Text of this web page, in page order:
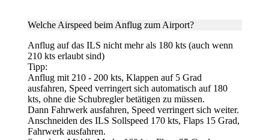
Welche Airspeed beimAnflug zum Airport?
Anflug auf das ILS nicht mehr als 180 kts (auch wenn
210 kts erlaubt sind)
Tipp:
Anflug mit 210 - 200 kts, Klappen auf 5 Grad
ausfahren, Speed verringert sich automatisch auf 180
kts, ohne die Schubregler betätigen zu müssen.
Dann Fahrwerk ausfahren, Speed verringert sich weiter.
Anschneiden des ILS Sollspeed 170 kts, Flaps 15 Grad,
Fahrwerk ausfahren.